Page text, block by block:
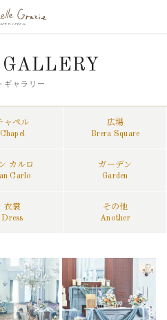
ギャラリー
ャペル
Chapel
広場
Brera Square
カルロ
Carlo
ガーデン
Garden
衣裳
Dress
その他
Another